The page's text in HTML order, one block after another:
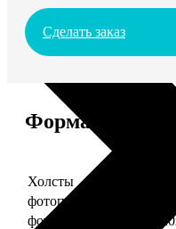
Сделать заказ
Форматы и
Холсты
фотопечать на холсте
фотопечать на холсте